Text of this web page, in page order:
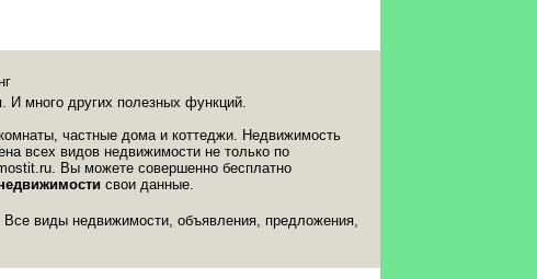
И много других полезных функций.
частные дома и коттеджи. Недвижимость
всех видов недвижимости не только по
Вы можете совершенно бесплатно
свои данные.
виды недвижимости, объявления, предложения,